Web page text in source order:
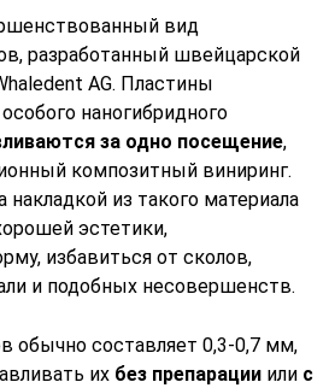
вид
разработанный швейцарской
AG. Пластины
наногибридного
за одно посещение,
композитный виниринг.
накладкой из такого материала
эстетики,
избавиться от сколов,
и подобных несовершенств.
обычно составляет 0,3-0,7 мм,
их без препарации или с